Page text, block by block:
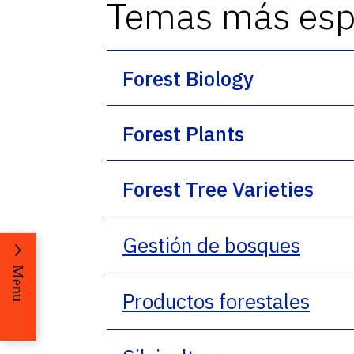
Temas más
Forest Biology
Forest Plants
Forest Tree Varieties
Gestión de bosques
Productos forestales
Menu